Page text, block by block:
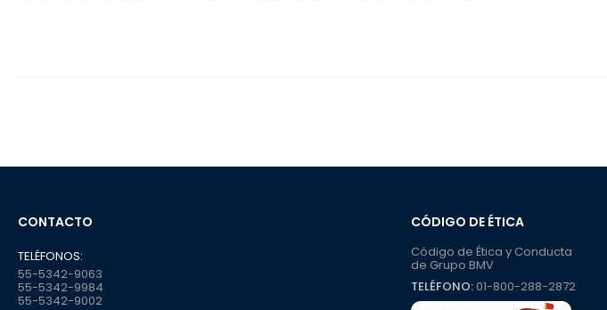
CÓDIGO DE ÉTICA
Código de Ética y Conducta
de Grupo BMV
TELÉFONO:01-800-288-2872
CONTACTO
TELÉFONOS:
55-5342-9063
55-5342-9984
55-5342-9002